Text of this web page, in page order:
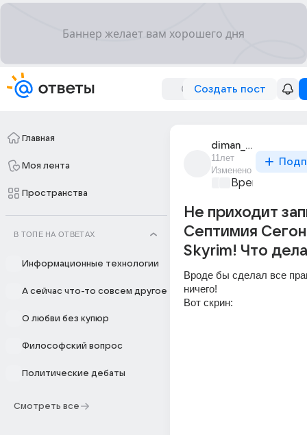
Создать пост
Главная
Моя лента
Пространства
В ТОПЕ НА ОТВЕТАХ
Информационные технологии
А сейчас что-то совсем другое
О любви без купюр
Философский вопрос
Политические дебаты
Смотреть все
diman_popov_61
11лет
Изменено
Время игр
Не приходит
Септимия
Skyrim! Что
Вроде бы сделал все
ничего!
Вот скрин: